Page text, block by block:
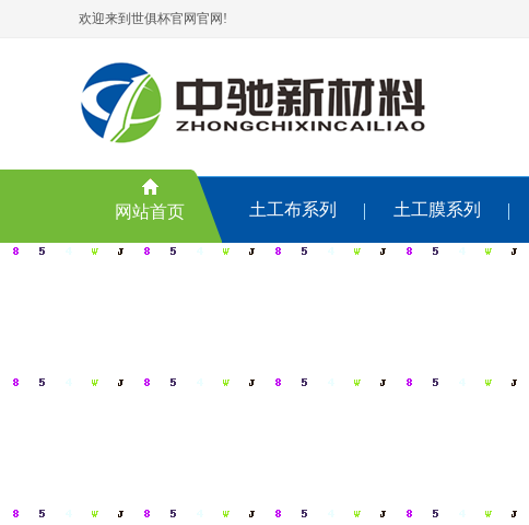
欢迎来到世俱杯官网官网!
网站首页 土工布系列 土工膜系列